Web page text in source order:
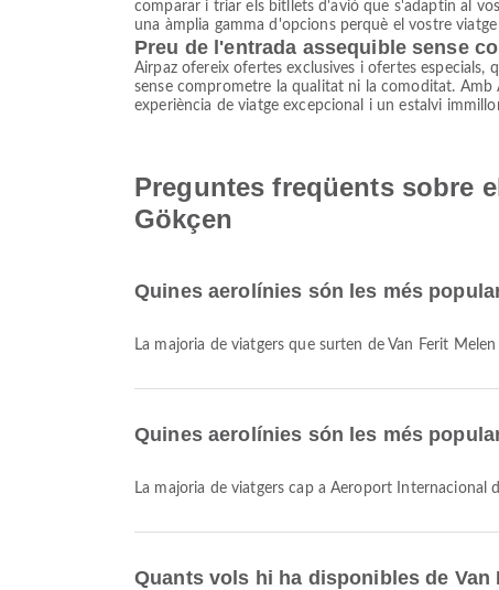
comparar i triar els bitllets d'avió que s'adaptin al
una àmplia gamma d'opcions perquè el vostre
Preu de l'entrada assequible sense
Airpaz ofereix ofertes exclusives i ofertes especials,
sense comprometre la qualitat ni la comoditat. Amb
experiència de viatge excepcional i un estalvi
Preguntes freqüents sobre
Gökçen
Quines aerolínies són les més
La majoria de viatgers que surten de Van Ferit
Quines aerolínies són les més
La majoria de viatgers cap a Aeroport Internacional
Quants vols hi ha disponibles de